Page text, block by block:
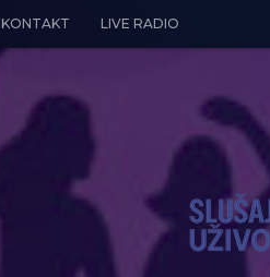
KONTAKT LIVE RADIO